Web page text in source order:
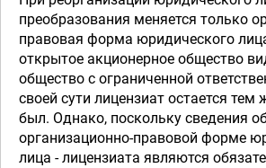
преобразования меняется только
правовая форма юридического
открытое акционерное общество
общество с ограниченной
своей сути лицензиат остается
был. Однако, поскольку сведения
организационно-правовой форме
лица - лицензиата являются